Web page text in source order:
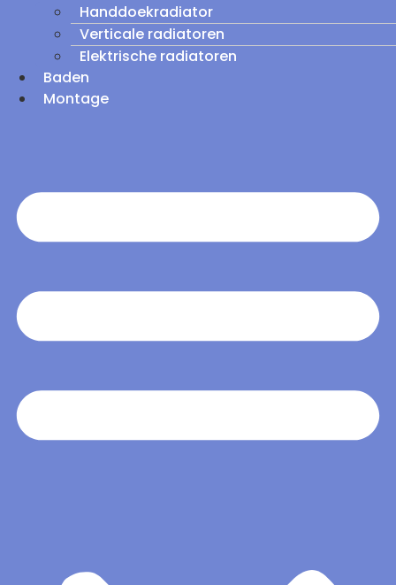
Handdoekradiator
Verticale radiatoren
Elektrische radiatoren
Baden
Montage